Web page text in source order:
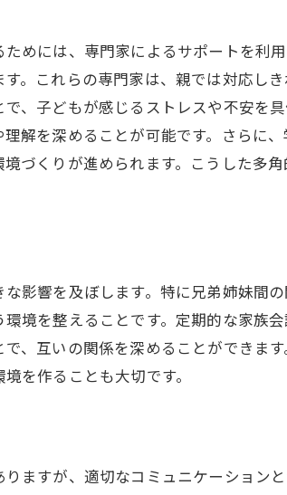
地域における子ども支援の
親と地域が協力するための
熊本の子ども支援施設の現
専門家が語る効果的なサポ
離婚前に知っておきたい子
日常生活の中でできる心の
子どもの変化に気づくため
安心感を与えるための親の
熊本県での離婚相談：子どもの
めには、専門家によるサポートを利
。これらの専門家は、親では対応し
、子どもが感じるストレスや不安を
解を深めることが可能です。さらに
づくりが進められます。こうした多
影響を及ぼします。特に兄弟姉妹間
境を整えることです。定期的な家族
、互いの関係を深めることができま
を作ることも大切です。
ますが、適切なコミュニケーション